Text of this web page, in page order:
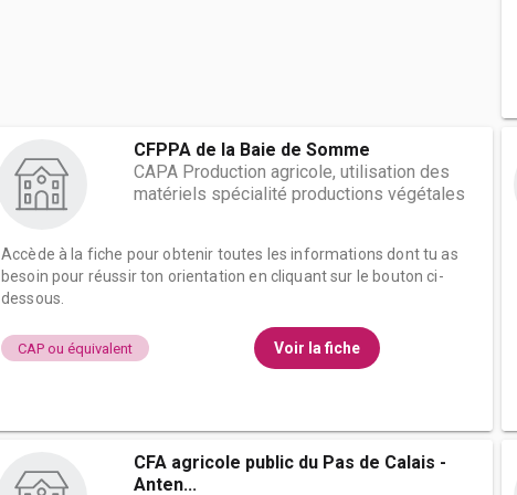
CFPPA de la Baie de Somme
CAPA Production agricole, utilisation des
matériels spécialité productions végétales
Accède à la fiche pour obtenir toutes les informations dont tu as
besoin pour réussir ton orientation en cliquant sur le bouton ci-
dessous.
CAP ou équivalent Voir la fiche
CFA agricole public du Pas de Calais -
Anten...